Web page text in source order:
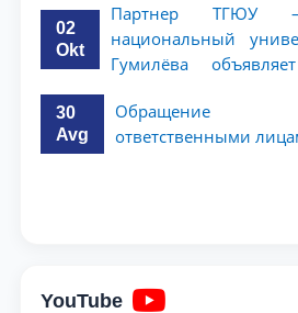
02
Okt
Партнер ТГЮУ –
национальный
Гумилёва
студентов 2–3 курсов
30
Avg
Обращение
ответственными
YouTube